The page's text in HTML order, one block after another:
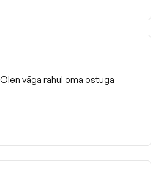
väga rahul oma ostuga